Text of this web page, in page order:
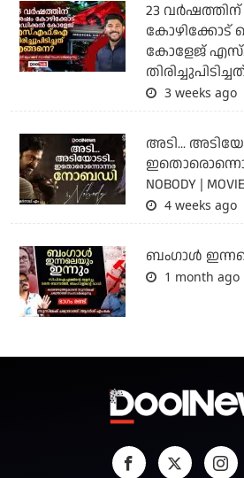
23
കോഴിക്കോട്
കോളേജ്
3 weeks ago
അടി...
NOBODY |
4 weeks ago
ബംഗാള്‍
1 month ago